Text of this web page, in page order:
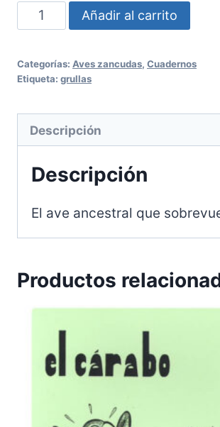
44:
Grullas
cantidad
Añadir al carrito
Categorías: Aves zancudas, Cuadernos
Etiqueta: grullas
Descripción
Descripción
El ave ancestral que
Productos